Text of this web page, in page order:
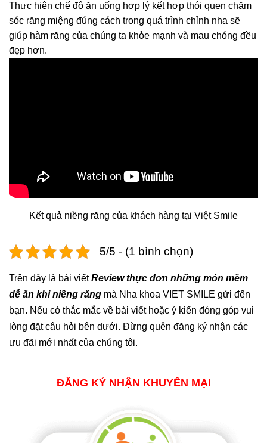
Thực hiện chế độ ăn uống hợp lý kết hợp thói quen chăm
sóc răng miệng đúng cách trong quá trình chỉnh nha sẽ
giúp hàm răng của chúng ta khỏe mạnh và mau chóng đều
đẹp hơn.
Kết quả niềng răng của khách hàng tại Việt Smile
5/5 - (1 bình chọn)
Trên đây là bài viếtReview thực đơn những món mềm
dễ ăn khi niềng răng mà Nha khoa VIET SMILE gửi đến
bạn. Nếu có thắc mắc về bài viết hoặc ý kiến đóng góp vui
lòng đặt câu hỏi bên dưới. Đừng quên đăng ký nhận các
ưu đãi mới nhất của chúng tôi.
ĐĂNG KÝ NHẬN KHUYẾN MẠI